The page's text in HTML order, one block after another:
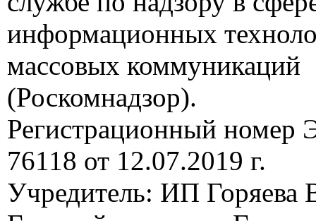
информационных
массовых коммуникаций
(Роскомнадзор).
Регистрационный
76118 от 12.07.2019 г.
Учредитель: ИП Горяева